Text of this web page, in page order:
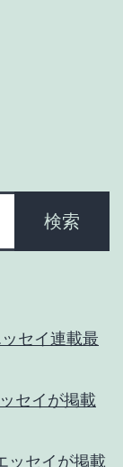
セイ連載最
セイが掲載
ッセイが掲載